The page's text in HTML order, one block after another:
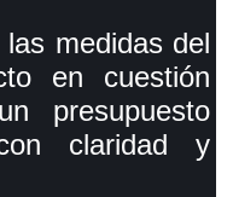
medidas del
en cuestión
presupuesto
claridad y